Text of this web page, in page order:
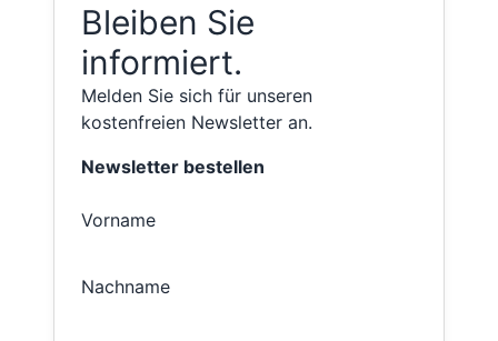
Bleiben Sie
informiert.
Melden Sie sich für unseren
kostenfreien Newsletter an.